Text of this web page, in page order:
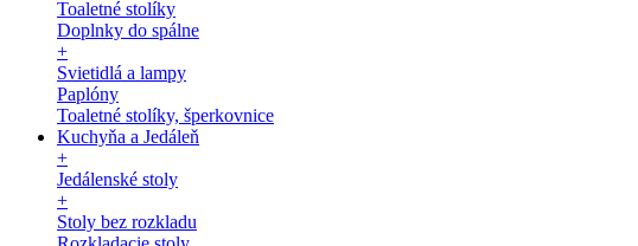
Toaletné stolíky
Doplnky do spálne
+
Svietidlá a lampy
Paplóny
Toaletné stolíky, šperkovnice
Kuchyňa a Jedáleň
+
Jedálenské stoly
+
Stoly bez rozkladu